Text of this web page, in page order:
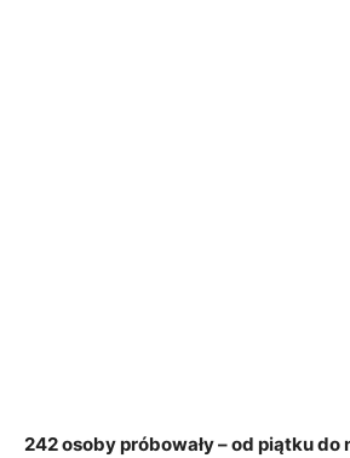
242 osoby próbowały – od piątku do